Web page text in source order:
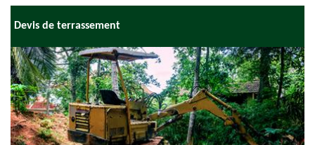
Devis de terrassement